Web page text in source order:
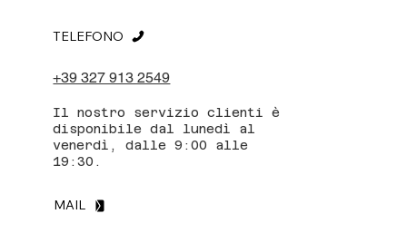
+39 327 913 2549
TELEFONO
Il nostro servizio clienti è
disponibile dal lunedì al
venerdì, dalle 9:00 alle
19:30.
MAIL